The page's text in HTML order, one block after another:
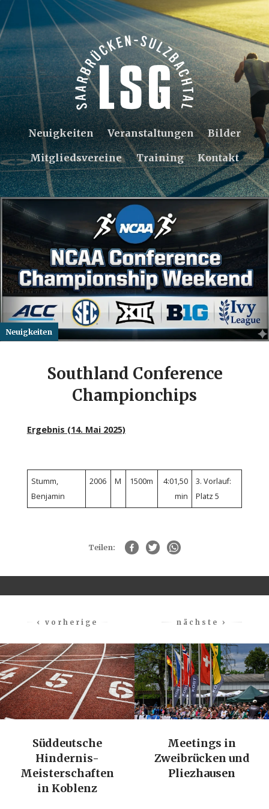
Neuigkeiten Veranstaltungen Bilder
Mitgliedsvereine Training Kontakt
Neuigkeiten
Southland Conference
Championchips
Ergebnis (14. Mai 2025)
Stumm,
Benjamin
2006 M 1500m
4:01,50
min
3. Vorlauf:
Platz 5
Teilen:
‹ vorherige
Süddeutsche
Hindernis-
Meisterschaften
in Koblenz
nächste ›
Meetings in
Zweibrücken und
Pliezhausen